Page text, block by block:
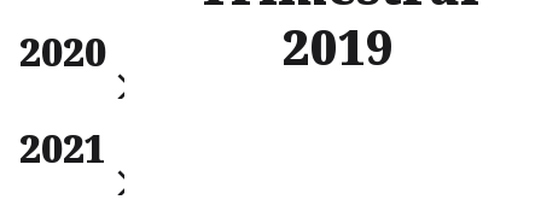
2020
Trimestral
Anual
2021
2019